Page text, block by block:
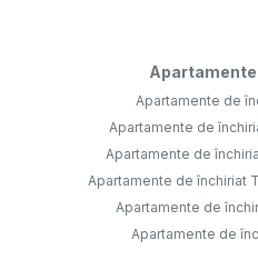
Apartamente de
Apartamente de
Apartamente de
Apartamente de închiriat
Apartamente de
Apartamente de